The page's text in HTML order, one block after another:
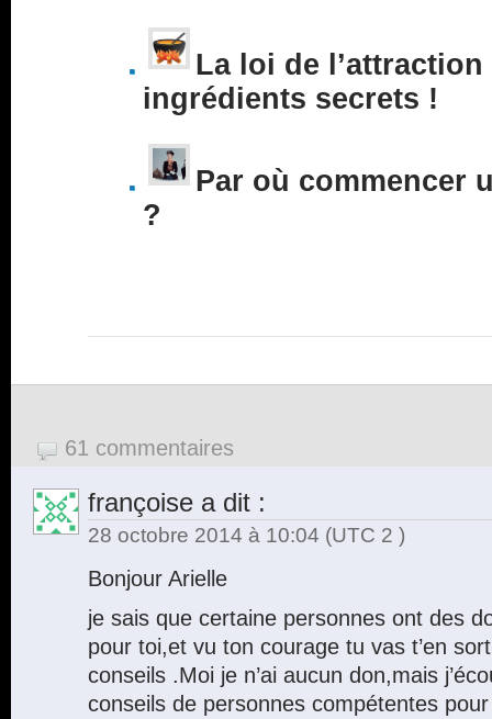
La loi de l’attraction
ingrédients secrets !
Par où commencer
?
61 commentaires
françoise a dit :
28 octobre 2014 à 10:04 (UTC 2 )
Bonjour Arielle
je sais que certaine personnes ont des
pour toi,et vu ton courage tu vas t’en
conseils .Moi je n’ai aucun don,mais
conseils de personnes compétentes